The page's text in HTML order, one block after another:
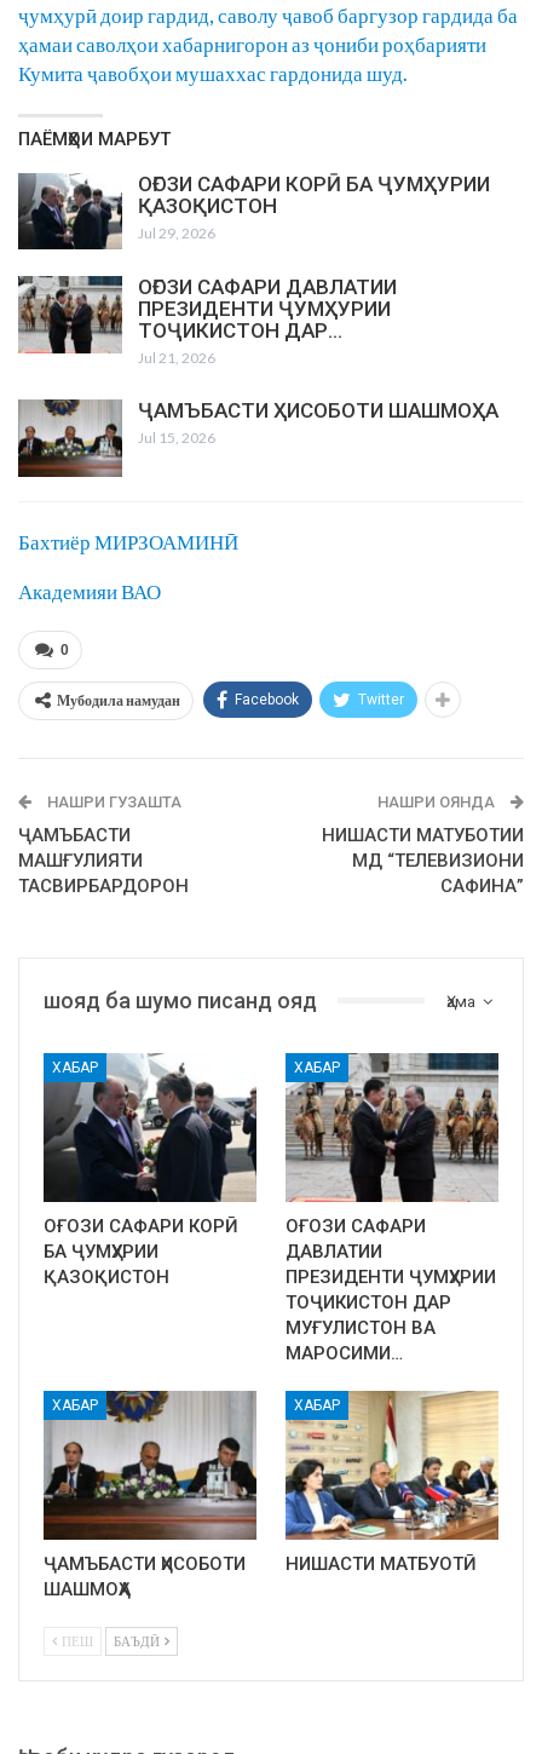
ҷумҳурӣ доир гардид, саволу ҷавоб баргузор гардида ба
ҳамаи саволҳои хабарнигорон аз ҷониби роҳбарияти
Кумита ҷавобҳои мушаххас гардонида шуд.
ПАЁМҲОИ МАРБУТ
ОҒОЗИ САФАРИ КОРӢ БА ҶУМҲУРИИ
ҚАЗОҚИСТОН
Jul 29, 2026
ОҒОЗИ САФАРИ ДАВЛАТИИ
ПРЕЗИДЕНТИ ҶУМҲУРИИ
ТОҶИКИСТОН ДАР…
Jul 21, 2026
ҶАМЪБАСТИ ҲИСОБОТИ ШАШМОҲА
Jul 15, 2026
Бахтиёр МИРЗОАМИНӢ
Академияи ВАО
0
Мубодила намудан Facebook Twitter
НАШРИ ГУЗАШТА
ҶАМЪБАСТИ
МАШҒУЛИЯТИ
ТАСВИРБАРДОРОН
НАШРИ ОЯНДА
НИШАСТИ МАТУБОТИИ
МД “ТЕЛЕВИЗИОНИ
САФИНА”
Ҳама
шояд ба шумо писанд ояд
ХАБАР
ОҒОЗИ САФАРИ КОРӢ
БА ҶУМҲУРИИ
ҚАЗОҚИСТОН
ХАБАР
ОҒОЗИ САФАРИ
ДАВЛАТИИ
ПРЕЗИДЕНТИ ҶУМҲУРИИ
ТОҶИКИСТОН ДАР
МУҒУЛИСТОН ВА
МАРОСИМИ…
ХАБАР
ҶАМЪБАСТИ ҲИСОБОТИ
ШАШМОҲА
ХАБАР
НИШАСТИ МАТБУОТӢ
ПЕШ БАЪДӢ